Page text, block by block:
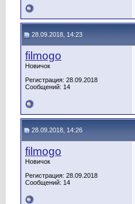
28.09.2018, 14:23
filmogo
Новичок
Регистрация: 28.09.2018
Сообщений: 14
28.09.2018, 14:26
filmogo
Новичок
Регистрация: 28.09.2018
Сообщений: 14